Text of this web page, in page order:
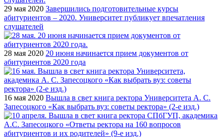
29 мая 2020 Завершились подготовительные курсы
абитуриентов – 2020. Университет публикует впечатления
слушателей
28 мая 2020 20 июня начинается прием документов от
абитуриентов 2020 года
16 мая 2020 Вышла в свет книга ректора Университета А. С.
Запесоцкого «Как выбрать вуз: советы ректора» (2-е изд.)